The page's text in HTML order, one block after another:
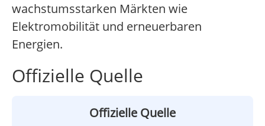
wachstumsstarken Märkten wie
Elektromobilität und erneuerbaren
Energien.
Offizielle Quelle
Offizielle Quelle